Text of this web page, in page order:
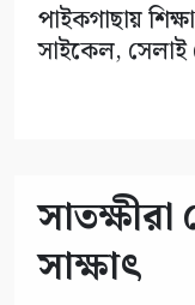
পাইকগাছায়
সাইকেল, সেলাই
সাক্ষাৎ